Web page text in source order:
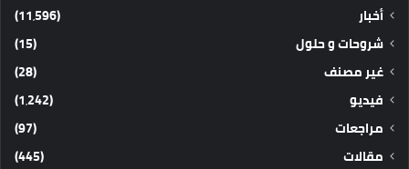
أخبار
(11٬596)
شروحات و حلول
(15)
غير مصنف
(28)
فيديو
(1٬242)
مراجعات
(97)
مقالات
(445)